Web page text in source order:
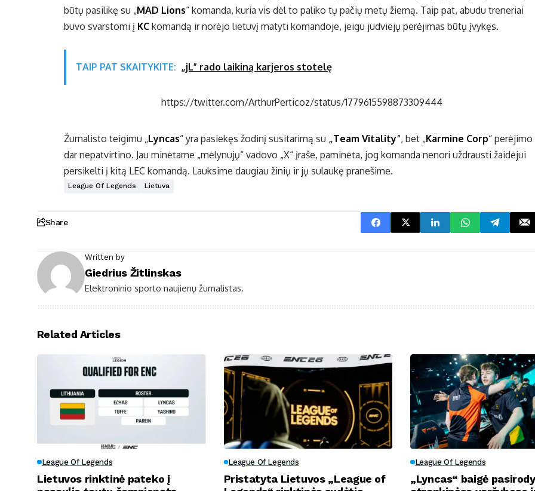
būtų pasilikę su „MAD Lions“ komanda, kuria vis dėl to paliko tų pačių metų žiemą. Taip pat, abudu treneriai
buvo svarstomi į KC komandą ir norėjo lietuvį matyti komandoje, jeigu judviejų perėjimas būtų įvykęs.
TAIP PAT SKAITYKITE: „jL” rado laikiną karjeros stotelę
https://twitter.com/ArthurPerticoz/status/1779615598873309444
Žurnalisto teigimu „Lyncas“ yra pasiekęs žodinį susitarimą su „Team Vitality“, bet „Karmine Corp“ perėjimo
dar nepatvirtino. Jau minėtame „mėlynujų“ vadovo „X“ įraše, paminėta, jog komanda nenori uždrausti žaidėjui
persikelti į kitą LEC komandą. Lauksime daugiau žinių ir jų sulaukę pranešime.
League Of Legends Lietuva
Share
Written by
Giedrius Žitlinskas
Elektroninio sporto naujienų žurnalistas.
Related Articles
League Of Legends
Lietuvos rinktinė pateko į
League Of Legends
Pristatyta Lietuvos „League of
League Of Legends
„Lyncas“ baigė